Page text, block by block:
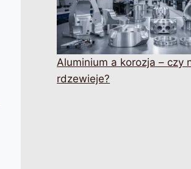
Aluminium a korozja – czy
rdzewieje?